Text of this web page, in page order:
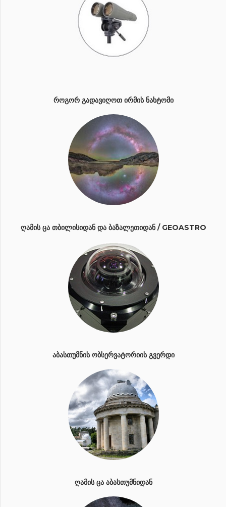
ᲠᲝᲒᲝᲠ ᲒᲐᲓᲐᲕᲘᲦᲝᲗ ᲘᲠᲛᲘᲡ ᲜᲐᲮᲢᲝᲛᲘ
ᲦᲐᲛᲘᲡ ᲪᲐ ᲗᲑᲘᲚᲘᲡᲘᲓᲐᲜ ᲓᲐ ᲑᲐᲖᲐᲚᲔᲗᲘᲓᲐᲜ / GEOASTRO
ᲐᲑᲐᲡᲗᲣᲛᲜᲘᲡ ᲝᲑᲡᲔᲠᲕᲐᲢᲝᲠᲘᲘᲡ ᲒᲕᲔᲠᲓᲘ
ᲦᲐᲛᲘᲡ ᲪᲐ ᲐᲑᲐᲡᲗᲣᲛᲜᲘᲓᲐᲜ